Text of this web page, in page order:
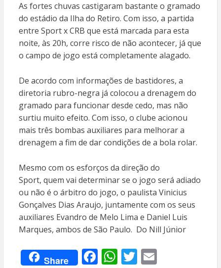
As fortes chuvas castigaram bastante o gramado
do estádio da Ilha do Retiro. Com isso, a partida
entre Sport x CRB que está marcada para esta
noite, às 20h, corre risco de não acontecer, já que
o campo de jogo está completamente alagado.
De acordo com informações de bastidores, a
diretoria rubro-negra já colocou a drenagem do
gramado para funcionar desde cedo, mas não
surtiu muito efeito. Com isso, o clube acionou
mais três bombas auxiliares para melhorar a
drenagem a fim de dar condições de a bola rolar.
Mesmo com os esforços da direção do
Sport, quem vai determinar se o jogo será adiado
ou não é o árbitro do jogo, o paulista Vinicius
Gonçalves Dias Araujo, juntamente com os seus
auxiliares Evandro de Melo Lima e Daniel Luis
Marques, ambos de São Paulo. Do Nill Júnior
Share F W T E